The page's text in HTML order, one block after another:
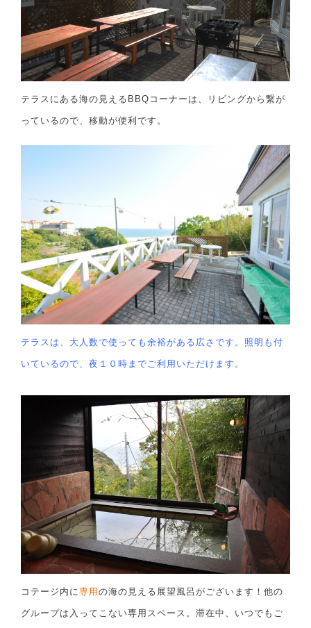
テラスにある海の見えるBBQコーナーは、リビングから繋が
っているので、移動が便利です。
テラスは、大人数で使っても余裕がある広さです。照明も付
いているので、夜１０時までご利用いただけます。
コテージ内に専用 の海の見える展望風呂がございます！他の
グループは入ってこない専用スペース。滞在中、いつでもご